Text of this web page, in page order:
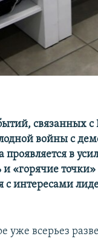
связанных
войны с
проявляется в
«горячие
с интересами
уже всерьез